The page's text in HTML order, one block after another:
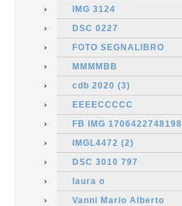
IMG 3124
DSC 0227
FOTO SEGNALIBRO
MMMMBB
cdb 2020 (3)
EEEECCCCC
FB IMG 1706422748198
IMGL4472 (2)
DSC 3010 797
laura o
Vanni Mario Alberto